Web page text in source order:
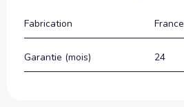
Fabrication France
Garantie (mois) 24